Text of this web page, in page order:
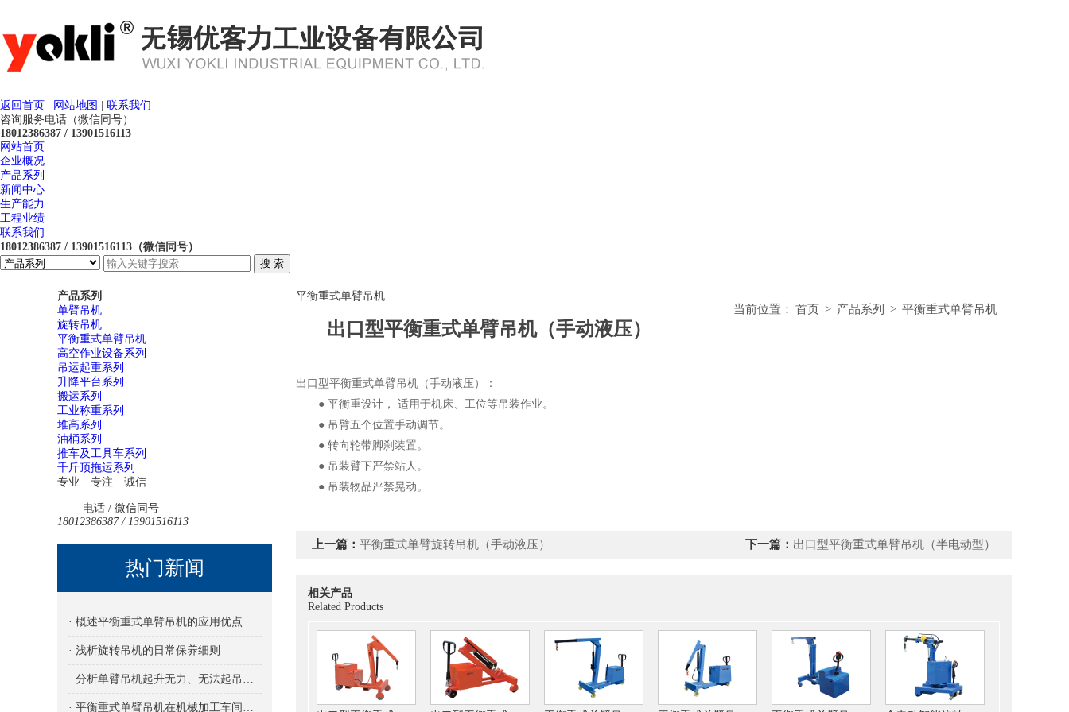
返回首页 网站地图
联系我们
咨询服务电话（微信同号）
18012386387 / 13901516113
网站首页
企业概况
产品系列
新闻中心
生产能力
工程业绩
联系我们
18012386387 / 13901516113（微信同号）
产品系列
单臂吊机
旋转吊机
平衡重式单臂吊机
高空作业设备系列
吊运起重系列
升降平台系列
搬运系列
工业称重系列
堆高系列
油桶系列
推车及工具车系列
千斤顶拖运系列
专业 专注 诚信
电话 / 微信同号
18012386387 / 13901516113
热门新闻
· 概述平衡重式单臂吊机的应用优点
· 浅析旋转吊机的日常保养细则
· 分析单臂吊机起升无力、无法起吊的原因及解决方法
· 平衡重式单臂吊机在机械加工车间的应用
平衡重式单臂吊机
当前位置： 首页 > 产品系列 > 平衡重式单臂吊机
出口型平衡重式单臂吊机（手动液压）
出口型平衡重式单臂吊机（手动液压）：
● 平衡重设计， 适用于机床、工位等吊装作业。
● 吊臂五个位置手动调节。
● 转向轮带脚刹装置。
● 吊装臂下严禁站人。
● 吊装物品严禁晃动。
上一篇： 平衡重式单臂旋转吊机（手动液压） 下一篇： 出口型平衡重式单臂吊机（半电动型）
相关产品
Related Products